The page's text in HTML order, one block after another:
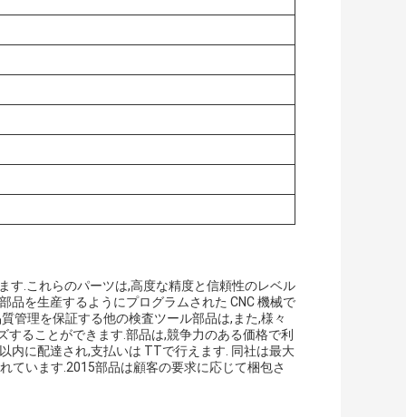
す.これらのパーツは,高度な精度と信頼性のレベル
品を生産するようにプログラムされた CNC 機械で
管理を保証する他の検査ツール部品は,また,様々
ることができます.部品は,競争力のある価格で利
内に配達され,支払いは TTで行えます. 同社は最大
ています.2015部品は顧客の要求に応じて梱包さ